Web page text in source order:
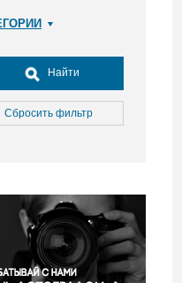
Досуг, туризм и отдых
Медицина
Окружающая среда
Политика
Правосудие
и конфликты
Найти
Сбросить фильтр